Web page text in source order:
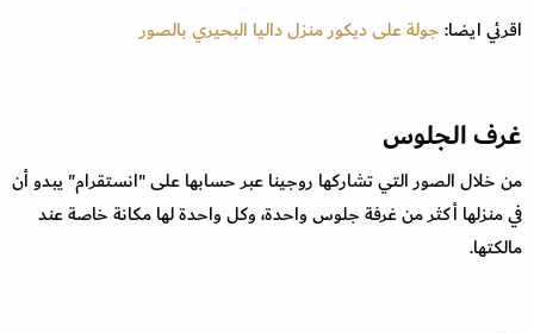
اقرئي ايضا:جولة على ديكور منزل داليا البحيري بالصور
غرف الجلوس
من خلال الصور التي تشاركها روجينا عبر حسابها على "انستقرام" يبدو أن
في منزلها أكثر من غرفة جلوس واحدة، وكل واحدة لها مكانة خاصة عند
مالكتها.